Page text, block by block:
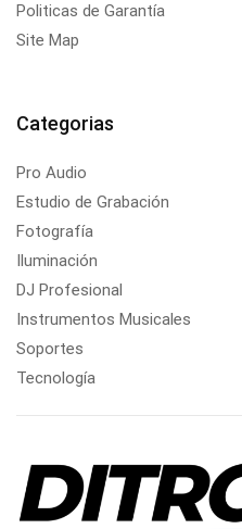
Politicas de Garantía
Site Map
Categorias
Pro Audio
Estudio de Grabación
Fotografía
Iluminación
DJ Profesional
Instrumentos Musicales
Soportes
Tecnología